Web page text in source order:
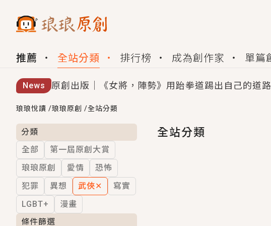
推薦 全站分類 排行榜 成為創作家 單篇
News 原創出版｜《女將，陣勢》用跆拳道踢出自己的道
創,作家招募｜華文小說創作首選！有機會獲得豐富
小編心動書單｜《離婚你提的，二婚嫁大佬，你
GL｜《夏日與檸檬與重疊世界》炎熱的夏日、檸檬
BL｜《費洛蒙中毒》救命！特殊費洛蒙體質世界
OMG你嚇到我了｜《陰陽鬼店》上班族買了房子模
言情｜《國語推行員》每個人心中都有一個連自己
琅琅悅讀 /琅琅原創 /全站分類
分類
全部
第一屆原創大賞
琅琅原創
愛情
恐怖
犯罪
異想 武俠✕
寫實
LGBT+
漫畫
條件篩選
全站分類